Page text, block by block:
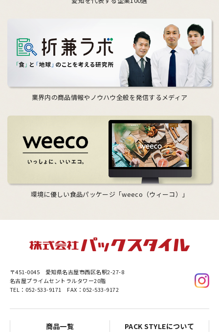
業界内の商品情報やノウハウ全般を発信するメディア
環境に優しい食品パッケージ「weeco（ウィーコ）」
〒451-0045 愛知県名古屋市西区名駅2-27-8
名古屋プライムセントラルタワー20階
TEL：052-533-9171 FAX：052-533-9172
商品一覧 PACK STYLEについて